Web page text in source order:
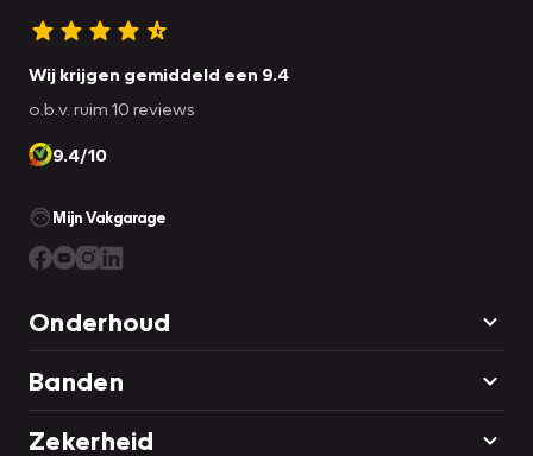
Wij krijgen gemiddeld een 9.4
o.b.v. ruim 10 reviews
9.4/10
Mijn Vakgarage
Onderhoud
Banden
Zekerheid